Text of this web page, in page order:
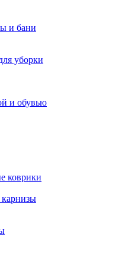
и бани
уборки
и обувью
коврики